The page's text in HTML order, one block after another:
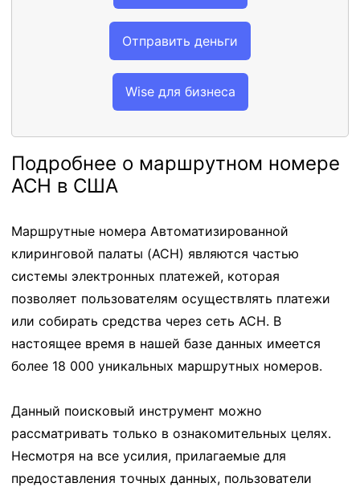
Отправить деньги
Wise для бизнеса
Подробнее о маршрутном номере
ACH в США
Маршрутные номера Автоматизированной
клиринговой палаты (ACH) являются частью
системы электронных платежей, которая
позволяет пользователям осуществлять платежи
или собирать средства через сеть ACH. В
настоящее время в нашей базе данных имеется
более 18 000 уникальных маршрутных номеров.
Данный поисковый инструмент можно
рассматривать только в ознакомительных целях.
Несмотря на все усилия, прилагаемые для
предоставления точных данных, пользователи